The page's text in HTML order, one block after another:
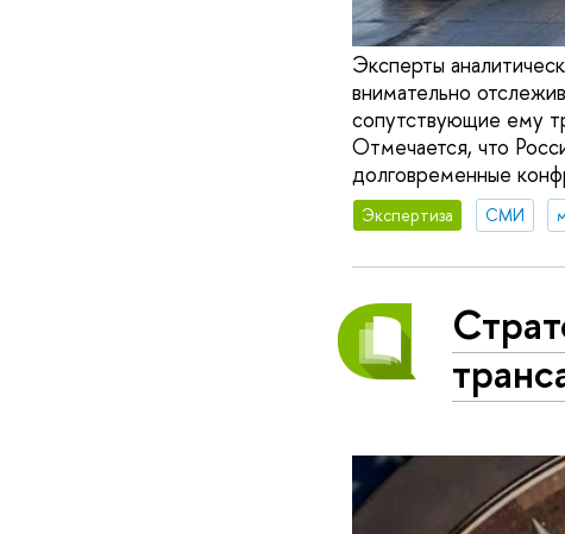
Эксперты
внимательно
сопутствующие ему
Отмечается, что
долговременные
Экспертиза СМИ